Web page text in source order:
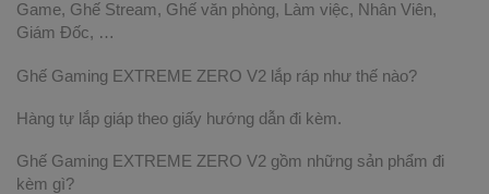
Game, Ghế Stream, Ghế văn phòng, Làm việc, Nhân Viên,
Giám Đốc, …
Ghế Gaming EXTREME ZERO V2 lắp ráp như thế nào?
Hàng tự lắp giáp theo giấy hướng dẫn đi kèm.
Ghế Gaming EXTREME ZERO V2 gồm những sản phẩm đi
kèm gì?